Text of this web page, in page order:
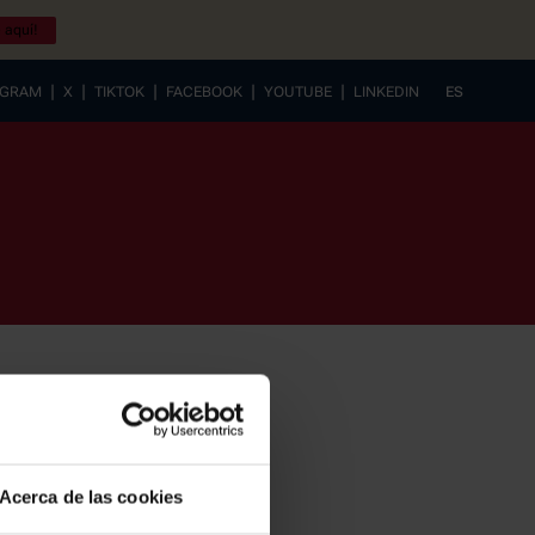
Acerca de las cookies
aquí!
| X | TIKTOK | FACEBOOK | YOUTUBE | LINKEDIN
ES